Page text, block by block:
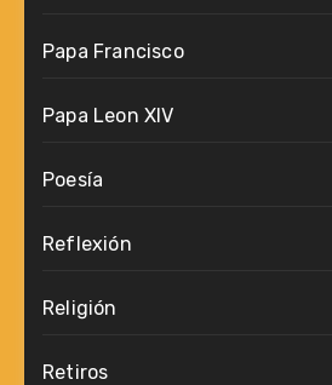
Papa Francisco
Papa Leon XIV
Poesía
Reflexión
Religión
Retiros